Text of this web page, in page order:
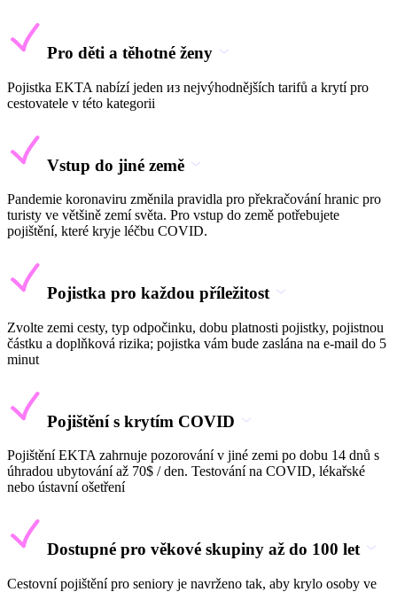
Pro děti a těhotné ženy
Pojistka EKTA nabízí jeden из nejvýhodnějších tarifů a krytí pro
cestovatele v této kategorii
Vstup do jiné země
Pandemie koronaviru změnila pravidla pro překračování hranic pro
turisty ve většině zemí světa. Pro vstup do země potřebujete
pojištění, které kryje léčbu COVID.
Pojistka pro každou příležitost
Zvolte zemi cesty, typ odpočinku, dobu platnosti pojistky, pojistnou
částku a doplňková rizika; pojistka vám bude zaslána na e-mail do 5
minut
Pojištění s krytím COVID
Pojištění EKTA zahrnuje pozorování v jiné zemi po dobu 14 dnů s
úhradou ubytování až 70$ / den. Testování na COVID, lékařské
nebo ústavní ošetření
Dostupné pro věkové skupiny až do 100 let
Cestovní pojištění pro seniory je navrženo tak, aby krylo osoby ve